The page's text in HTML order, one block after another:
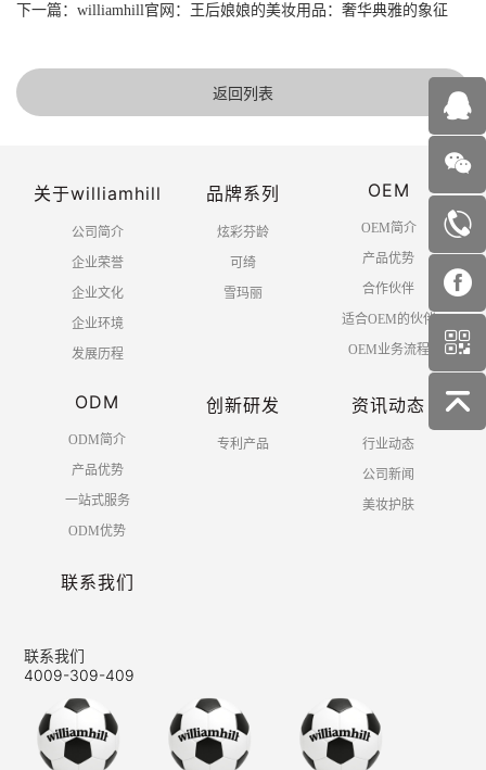
下一篇：williamhill官网：王后娘娘的美妆用品：奢华典雅的象征
返回列表
关于williamhill
公司简介
企业荣誉
企业文化
企业环境
发展历程
品牌系列
炫彩芬龄
可绮
雪玛丽
OEM
OEM简介
产品优势
合作伙伴
适合OEM的伙伴
OEM业务流程
ODM
ODM简介
产品优势
一站式服务
ODM优势
创新研发
专利产品
资讯动态
行业动态
公司新闻
美妆护肤
联系我们
联系我们
4009-309-409